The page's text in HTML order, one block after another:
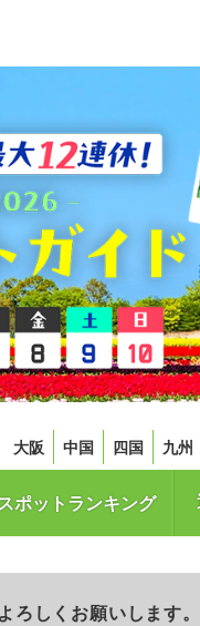
大阪 中国 四国 九州
ポットランキング
しくお願いします。